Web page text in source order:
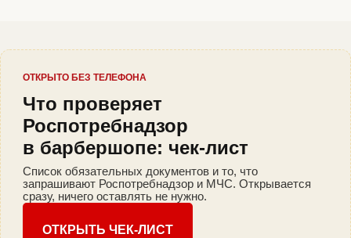
ОТКРЫТО БЕЗ ТЕЛЕФОНА
Что проверяет
Роспотребнадзор
в барбершопе: чек-лист
Список обязательных документов и то, что
запрашивают Роспотребнадзор и МЧС. Открывается
сразу, ничего оставлять не нужно.
ОТКРЫТЬ ЧЕК-ЛИСТ